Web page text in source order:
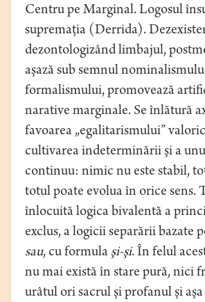
Centru pe Marginal. Logosul
supremaţia (Derrida).
dezontologizând limbajul,
aşază sub semnul
formalismului, promovează
narative marginale. Se înlătură
favoarea „egalitarismului”
cultivarea indeterminării şi a
continuu: nimic nu este stabil,
totul poate evolua în orice sens.
înlocuită logica bivalentă a
exclus, a logicii separării bazate
sau, cu formula şi-şi. În felul
nu mai există în stare pură, nici
urâtul ori sacrul şi profanul şi